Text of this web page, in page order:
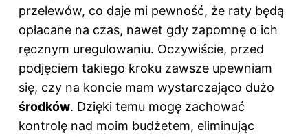
przelewów, co daje mi pewność, że raty będą
opłacane na czas, nawet gdy zapomnę o ich
ręcznym uregulowaniu. Oczywiście, przed
podjęciem takiego kroku zawsze upewniam
się, czy na koncie mam wystarczająco dużo
środków. Dzięki temu mogę zachować
kontrolę nad moim budżetem, eliminując